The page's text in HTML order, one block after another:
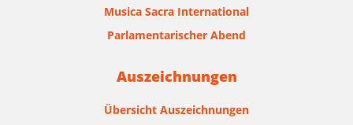
Musica Sacra International
Parlamentarischer Abend
Auszeichnungen
Übersicht Auszeichnungen